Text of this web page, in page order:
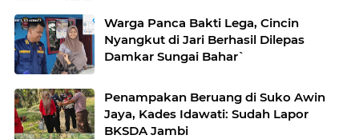
Warga Panca Bakti Lega, Cincin
Nyangkut di Jari Berhasil Dilepas
Damkar Sungai Bahar`
Penampakan Beruang di Suko Awin
Jaya, Kades Idawati: Sudah Lapor
BKSDA Jambi